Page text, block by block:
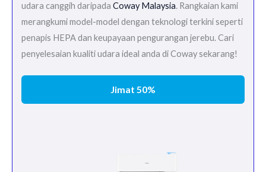
udara canggih daripada Coway Malaysia. Rangkaian kami
merangkumi model-model dengan teknologi terkini seperti
penapis HEPA dan keupayaan pengurangan jerebu. Cari
penyelesaian kualiti udara ideal anda di Coway sekarang!
Jimat 50%